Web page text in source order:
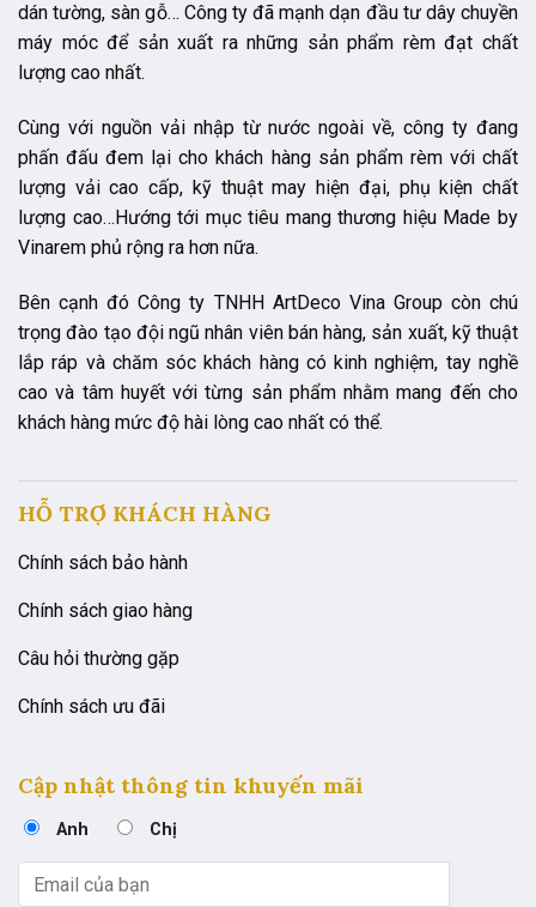
dán tường, sàn gỗ… Công ty đã mạnh dạn đầu tư dây chuyền
máy móc để sản xuất ra những sản phẩm rèm đạt chất
lượng cao nhất.
Cùng với nguồn vải nhập từ nước ngoài về, công ty đang
phấn đấu đem lại cho khách hàng sản phẩm rèm với chất
lượng vải cao cấp, kỹ thuật may hiện đại, phụ kiện chất
lượng cao…Hướng tới mục tiêu mang thương hiệu Made by
Vinarem phủ rộng ra hơn nữa.
Bên cạnh đó Công ty TNHH ArtDeco Vina Group còn chú
trọng đào tạo đội ngũ nhân viên bán hàng, sản xuất, kỹ thuật
lắp ráp và chăm sóc khách hàng có kinh nghiệm, tay nghề
cao và tâm huyết với từng sản phẩm nhằm mang đến cho
khách hàng mức độ hài lòng cao nhất có thể.
HỖ TRỢ KHÁCH HÀNG
Chính sách bảo hành
Chính sách giao hàng
Câu hỏi thường gặp
Chính sách ưu đãi
Cập nhật thông tin khuyến mãi
Anh Chị